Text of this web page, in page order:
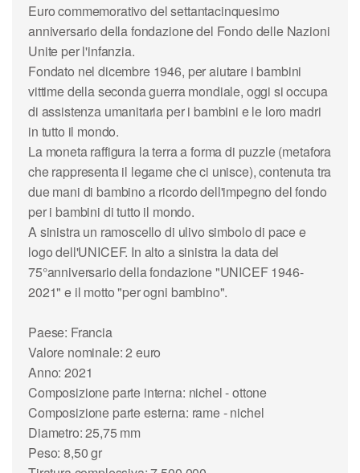
Euro commemorativo del settantacinquesimo
anniversario della fondazione del Fondo delle Nazioni
Unite per l'infanzia.
Fondato nel dicembre 1946, per aiutare i bambini
vittime della seconda guerra mondiale, oggi si occupa
di assistenza umanitaria per i bambini e le loro madri
in tutto il mondo.
La moneta raffigura la terra a forma di puzzle (metafora
che rappresenta il legame che ci unisce), contenuta tra
due mani di bambino a ricordo dell'impegno del fondo
per i bambini di tutto il mondo.
A sinistra un ramoscello di ulivo simbolo di pace e
logo dell'UNICEF. In alto a sinistra la data del
75°anniversario della fondazione "UNICEF 1946-
2021" e il motto "per ogni bambino".
Paese: Francia
Valore nominale: 2 euro
Anno: 2021
Composizione parte interna: nichel - ottone
Composizione parte esterna: rame - nichel
Diametro: 25,75 mm
Peso: 8,50 gr